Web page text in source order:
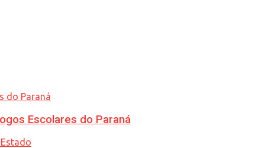
Escolares do Paraná